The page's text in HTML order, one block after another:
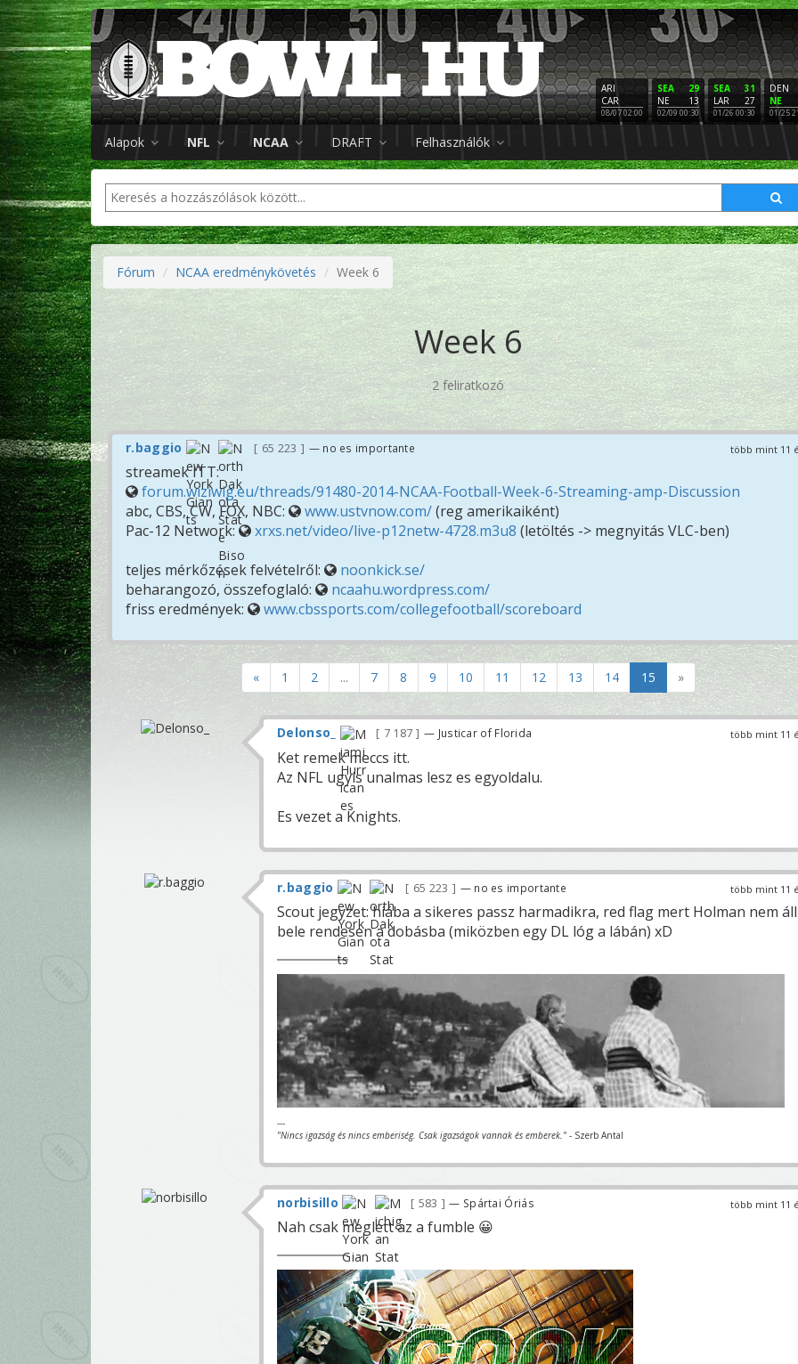
ARI
CAR
08/07 02:00
29
SEA
13
NE
02/09 00:30
31
SEA
27
LAR
01/26 00:30
DEN
NE
01/25
Alapok NFL NCAA DRAFT Felhasználók
Fórum NCAA eredménykövetés Week 6
Week 6
2 feliratkozó
több mint 11
r.baggio 65 223 — no es importante
streamek ITT:
forum.wiziwig.eu/threads/91480-2014-NCAA-Football-Week-6-Streaming-amp-Discussion
abc, CBS, CW, FOX, NBC:
www.ustvnow.com/(reg amerikaiként)
Pac-12 Network:
xrxs.net/video/live-p12netw-4728.m3u8 (letöltés -> megnyitás VLC-ben)
teljes mérkőzések felvételről:
noonkick.se/
beharangozó, összefoglaló:
ncaahu.wordpress.com/
friss eredmények:
www.cbssports.com/collegefootball/scoreboard
« 1 2 ... 7 8 9 10 11 12 13 14 15 »
több mint 11
Delonso_ 7 187 — Justicar of Florida
Ket remek meccs itt.
Az NFL ugyis unalmas lesz es egyoldalu.
Es vezet a Knights.
több mint 11
r.baggio 65 223 — no es importante
Scout jegyzet: hiába a sikeres passz harmadikra, red flag mert Holman nem áll
bele rendesen a dobásba (miközben egy DL lóg a lábán) xD
---
"Nincs igazság és nincs emberiség. Csak igazságok vannak és emberek." - Szerb Antal
több mint 11
norbisillo 583 — Spártai Óriás
Nah csak meglett az a fumble 😀